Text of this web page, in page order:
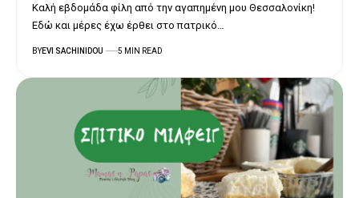
Καλή εβδομάδα φίλη από την αγαπημένη μου Θεσσαλονίκη!
Εδώ και μέρες έχω έρθει στο πατρικό…
BYEVI SACHINIDOU 5 MIN READ